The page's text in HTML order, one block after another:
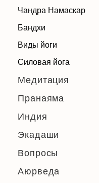
Чандра Намаскар
Бандхи
Виды йоги
Силовая йога
Медитация
Пранаяма
Индия
Экадаши
Вопросы
Аюрведа